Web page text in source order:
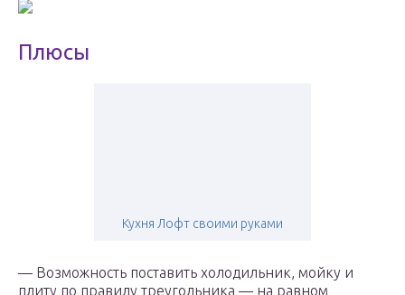
Плюсы
Кухня Лофт своими руками
— Возможность поставить холодильник, мойку и
плиту по правилу треугольника — на равном